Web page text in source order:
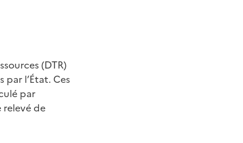
(DTR)
par l’État. Ces
par
relevé de